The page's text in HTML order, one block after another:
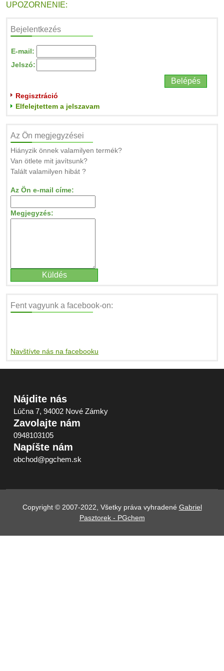
UPOZORNENIE:
Bejelentkezés
E-mail:
Jelszó:
Regisztráció
Elfelejtettem a jelszavam
Az Ön megjegyzései
Hiányzik önnek valamilyen termék?
Van ötlete mit javítsunk?
Talált valamilyen hibát ?
Az Ön e-mail címe:
Megjegyzés:
Fent vagyunk a facebook-on:
Navštívte nás na facebooku
Nájdite nás
Lúčna 7, 94002 Nové Zámky
Zavolajte nám
0948103105
Napíšte nám
obchod@pgchem.sk
Copyright © 2007-2022, Všetky práva vyhradené Gabriel
Pasztorek - PGchem